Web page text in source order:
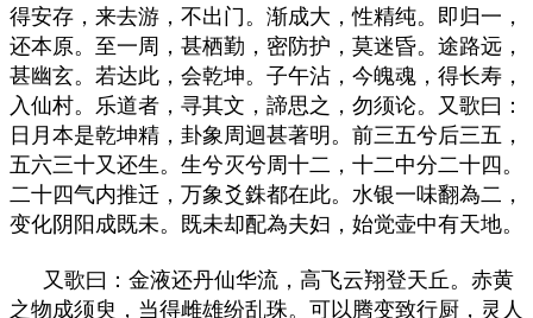
得安存，来去游，不出门。渐成大，性精纯。即归一，
还本原。至一周，甚栖勤，密防护，莫迷昏。途路远，
甚幽玄。若达此，会乾坤。子午沾，今魄魂，得长寿，
入仙村。乐道者，寻其文，諦思之，勿须论。又歌曰：
日月本是乾坤精，卦象周迴甚著明。前三五兮后三五，
五六三十又还生。生兮灭兮周十二，十二中分二十四。
二十四气内推迁，万象爻銖都在此。水银一味翻為二，
变化阴阳成既未。既未却配為夫妇，始觉壶中有天地。
又歌曰：金液还丹仙华流，高飞云翔登天丘。赤黄
之物成须臾，当得雌雄纷乱珠。可以腾变致行厨，灵人